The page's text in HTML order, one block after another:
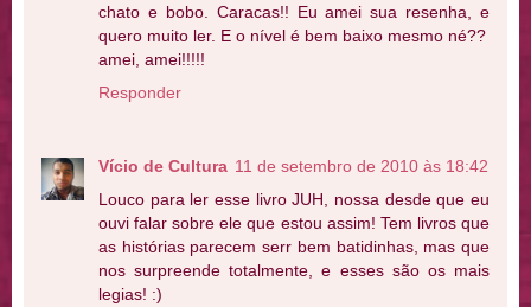
chato e bobo. Caracas!! Eu amei sua resenha, e
quero muito ler. E o nível é bem baixo mesmo né??
amei, amei!!!!!
Responder
Vício de Cultura 11 de setembro de 2010 às 18:42
Louco para ler esse livro JUH, nossa desde que eu
ouvi falar sobre ele que estou assim! Tem livros que
as histórias parecem serr bem batidinhas, mas que
nos surpreende totalmente, e esses são os mais
legias! :)